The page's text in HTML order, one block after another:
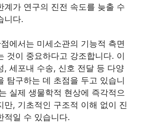
계가 연구의 진전 속도를 늦출 수
니다.
에서는 미세소관의 기능적 측면
것이 중요하다고 강조합니다. 이
, 세포내 수송, 신호 전달 등 다양
탐구하는 데 초점을 두고 있습니
실제 생물학적 현상에 즉각적으
만, 기초적인 구조적 이해 없이 진
적일 수 있습니다.